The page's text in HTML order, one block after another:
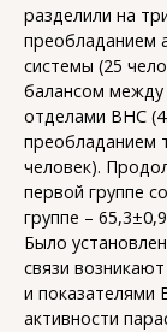
разделили на
преобладанием
системы (25
балансом между
отделами ВНС
преобладанием
человек).
первой группе
группе –
Было
связи
и показателями
активности